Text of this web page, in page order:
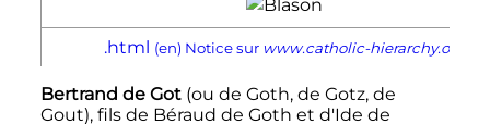
.html (en) Notice sur www.catholic-hierarchy.org
Bertrand de Got(ou de Goth, de Gotz, de
Gout), fils de Béraud de Goth et d'Ide de